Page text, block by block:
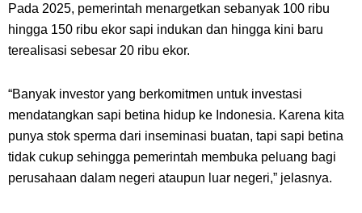
Pada 2025, pemerintah menargetkan sebanyak 100 ribu
hingga 150 ribu ekor sapi indukan dan hingga kini baru
terealisasi sebesar 20 ribu ekor.
“Banyak investor yang berkomitmen untuk investasi
mendatangkan sapi betina hidup ke Indonesia. Karena kita
punya stok sperma dari inseminasi buatan, tapi sapi betina
tidak cukup sehingga pemerintah membuka peluang bagi
perusahaan dalam negeri ataupun luar negeri,” jelasnya.